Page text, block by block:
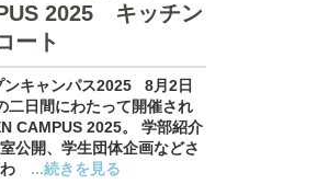
2025 キッチン
ート
ンキャンパス2025 8月2日
二日間にわたって開催され
CAMPUS 2025。 学部紹介
公開、学生団体企画などさ
...続きを見る